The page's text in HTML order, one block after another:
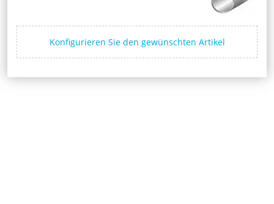
Konfigurieren Sie den gewünschten Artikel